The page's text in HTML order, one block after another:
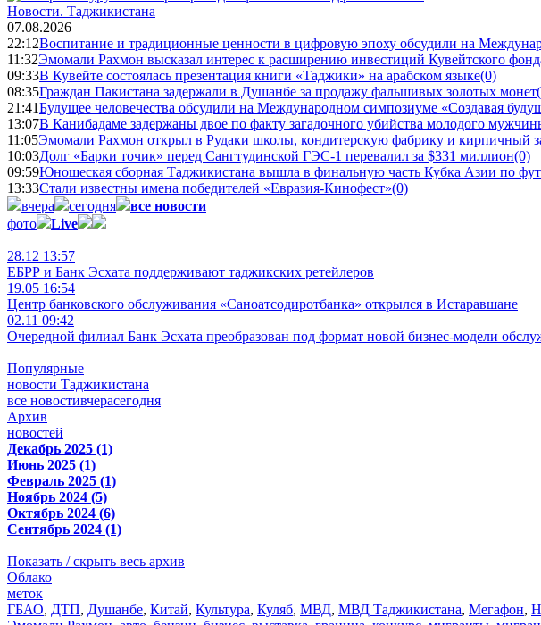
Новости. Таджикистана
07.08.2026
22:12Воспитание и традиционные ценности в цифровую эпоху обсудили на
11:32Эмомали Рахмон высказал интерес к расширению инвестиций Кувейтского
09:33В Кувейте состоялась презентация книги «Таджики» на арабском языке(0)
08:35Граждан Пакистана задержали в Душанбе за продажу фальшивых золотых монет
21:41Будущее человечества обсудили на Международном симпозиуме «Создавая
13:07В Канибадаме задержаны двое по факту загадочного убийства молодого
11:05Эмомали Рахмон открыл в Рудаки школы, кондитерскую фабрику и кирпичный
10:03Долг «Барки точик» перед Сангтудинской ГЭС-1 перевалил за $331 миллион(0)
09:59Юношеская сборная Таджикистана вышла в финальную часть Кубка Азии по
13:33Стали известны имена победителей «Евразия-Кинофест»(0)
вчера
сегодня
все новости
фото
Live
28.12 13:57
ЕБРР и Банк Эсхата поддерживают таджикских ретейлеров
19.05 16:54
Центр банковского обслуживания «Саноатсодиротбанка» открылся в Истаравшане
02.11 09:42
Очередной филиал Банк Эсхата преобразован под формат новой бизнес-модели
Популярные
новости Таджикистана
все новостивчерасегодня
Архив
новостей
Декабрь 2025 (1)
Июнь 2025 (1)
Февраль 2025 (1)
Ноябрь 2024 (5)
Октябрь 2024 (6)
Сентябрь 2024 (1)
Показать / скрыть весь архив
Облако
меток
ГБАО, ДТП, Душанбе, Китай, Культура, Куляб, МВД, МВД Таджикистана, Мегафон,